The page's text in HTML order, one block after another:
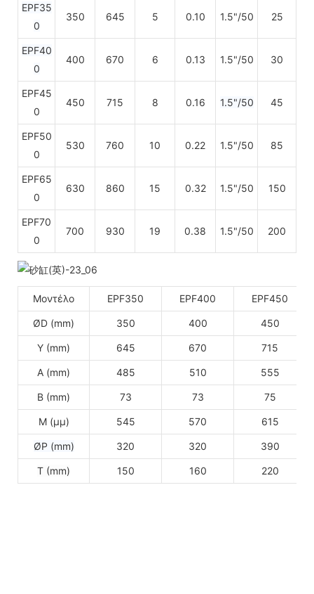
EPF35
0
350 645 5 0.10 1.5"/50 25
EPF40
0
400 670 6 0.13 1.5"/50 30
EPF45
0
450 715 8 0.16 1.5"/50 45
EPF50
0
530 760 10 0.22 1.5"/50 85
EPF65
0
630 860 15 0.32 1.5"/50 150
EPF70
0
700 930 19 0.38 1.5"/50 200
Μοντέλο EPF350 EPF400 EPF450
ØD (mm) 350 400 450
Υ (mm) 645 670 715
A (mm) 485 510 555
Β (mm) 73 73 75
Μ (μμ) 545 570 615
ØP (mm) 320 320 390
Τ (mm) 150 160 220